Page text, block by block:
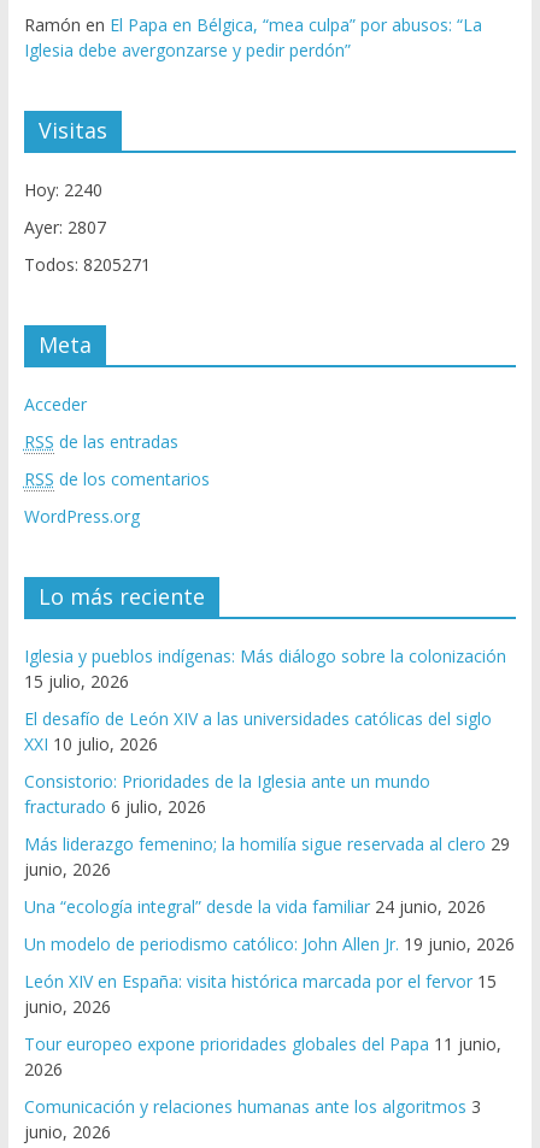
Ramón en El Papa en Bélgica, “mea culpa” por abusos: “La
Iglesia debe avergonzarse y pedir perdón”
Visitas
Hoy: 2240
Ayer: 2807
Todos: 8205271
Meta
Acceder
RSS de las entradas
RSS de los comentarios
WordPress.org
Lo más reciente
Iglesia y pueblos indígenas: Más diálogo sobre la colonización
15 julio, 2026
El desafío de León XIV a las universidades católicas del siglo
XXI 10 julio, 2026
Consistorio: Prioridades de la Iglesia ante un mundo
fracturado 6 julio, 2026
Más liderazgo femenino; la homilía sigue reservada al clero 29
junio, 2026
Una “ecología integral” desde la vida familiar 24 junio, 2026
Un modelo de periodismo católico: John Allen Jr. 19 junio, 2026
León XIV en España: visita histórica marcada por el fervor 15
junio, 2026
Tour europeo expone prioridades globales del Papa 11 junio,
2026
Comunicación y relaciones humanas ante los algoritmos 3
junio, 2026